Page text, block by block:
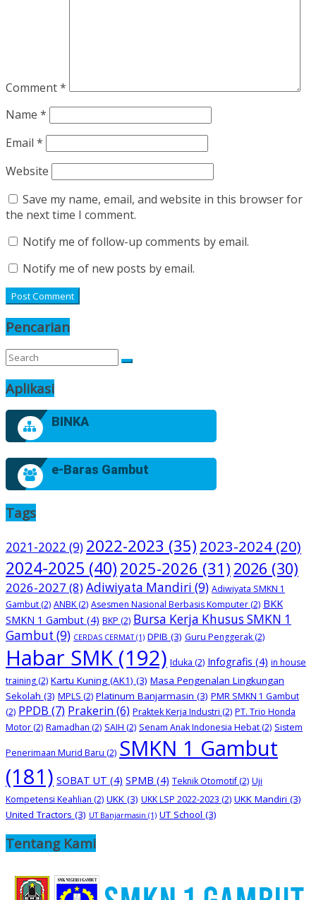
Comment*
Name *
Email *
Website
Save my name, email, and website in this browser for
the next time I comment.
Notify me of follow-up comments by email.
Notify me of new posts by email.
Pencarian
Aplikasi
BINKA
e-Baras Gambut
Tags
2021-2022 (9) 2022-2023 (35) 2023-2024 (20)
2024-2025 (40) 2025-2026 (31) 2026 (30)
2026-2027 (8)Adiwiyata Mandiri (9) Adiwiyata SMKN 1
Gambut (2) ANBK (2) Asesmen Nasional Berbasis Komputer (2) BKK
SMKN 1 Gambut (4) BKP (2) Bursa Kerja Khusus SMKN 1
Gambut (9) CERDAS CERMAT(1) DPIB (3) Guru Penggerak (2)
Habar SMK (192) Iduka (2) Infografis (4) in house
training (2) Kartu Kuning (AK1) (3) Masa Pengenalan Lingkungan
Sekolah (3) MPLS (2) Platinum Banjarmasin (3) PMR SMKN 1 Gambut
(2) PPDB (7) Prakerin (6) Praktek Kerja Industri (2) PT. Trio Honda
Motor (2) Ramadhan (2) SAIH (2) Senam Anak Indonesia Hebat (2) Sistem
Penerimaan Murid Baru (2) SMKN 1 Gambut
(181) SOBAT UT (4) SPMB (4) Teknik Otomotif(2) Uji
Kompetensi Keahlian (2) UKK (3) UKK LSP 2022-2023 (2) UKK Mandiri (3)
United Tractors (3) UT Banjarmasin (1) UT School (3)
Tentang Kami